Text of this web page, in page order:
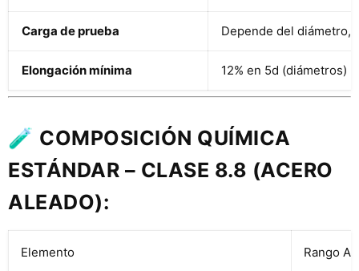
Carga de prueba Depende del diámetro,
Elongación mínima 12% en 5d (diámetros)
🧪 COMPOSICIÓN QUÍMICA
ESTÁNDAR – CLASE 8.8 (ACERO
ALEADO):
Elemento Rango